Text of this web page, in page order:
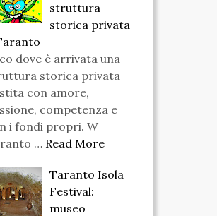
struttura
storica privata
dove è arrivata una
storica privata
con amore,
competenza e
i fondi propri. W
… Read More
Taranto Isola
Festival:
museo